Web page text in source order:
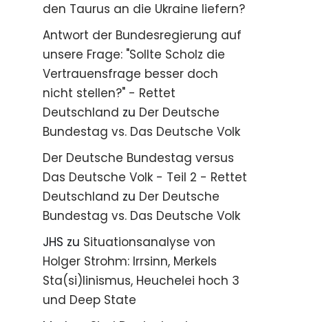
den Taurus an die Ukraine liefern?
Antwort der Bundesregierung auf
unsere Frage: "Sollte Scholz die
Vertrauensfrage besser doch
nicht stellen?" - Rettet
Deutschland zu Der Deutsche
Bundestag vs. Das Deutsche Volk
Der Deutsche Bundestag versus
Das Deutsche Volk - Teil 2 - Rettet
Deutschland zu Der Deutsche
Bundestag vs. Das Deutsche Volk
JHS zu Situationsanalyse von
Holger Strohm: Irrsinn, Merkels
Sta(si)linismus, Heuchelei hoch 3
und Deep State